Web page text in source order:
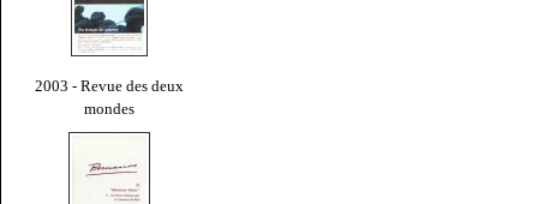
2003 - Revue des deux
mondes